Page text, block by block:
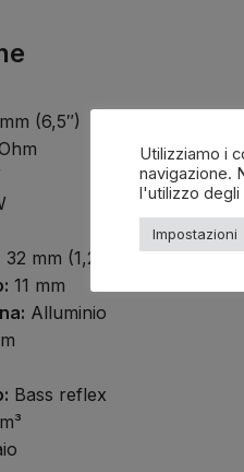
(6,5″)
32 mm (1,25″)
11 mm
Alluminio
Bass reflex
Utilizziamo i
navigazione.
l'utilizzo degli
Impostazioni